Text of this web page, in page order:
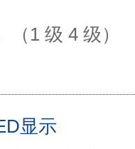
（1 级 4 级）
显示